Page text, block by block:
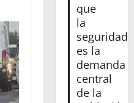
que
la
seguridad
es la
demanda
central
de la